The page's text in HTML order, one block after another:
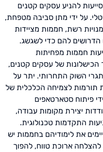
להניע עסקים קטנים
על ידי מתן סביבה מטפחת,
רשת, חממות מציידות
להם כדי לשגשג.
חממות מפחיתות
של עסקים קטנים,
השוק התחרותי. יתר על
תורמות לצמיחה הכלכלית של
פיתוח סטארטאפים
יצירת מקומות עבודה,
התקדמות טכנולוגית.
את לימודיהם בחממות יש
להצלחה ארוכת טווח, להפוך